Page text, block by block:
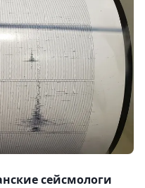
сейсмологи